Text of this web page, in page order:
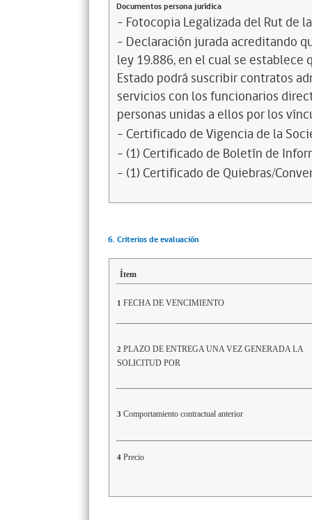
Documentos persona jurídica
- Fotocopia Legalizada del Rut de
- Declaración jurada acreditando
ley 19.886, en el cual se
Estado podrá suscribir contratos
servicios con los funcionarios
personas unidas a ellos por los
- Certificado de Vigencia de la
- (1) Certificado de Boletín de
- (1) Certificado de Quiebras/
6. Criterios de evaluación
Ítem
1 FECHA DE VENCIMIENTO
2 PLAZO DE ENTREGA UNA VEZ GENERADA LA
SOLICITUD POR
3 Comportamiento contractual anterior
4 Precio